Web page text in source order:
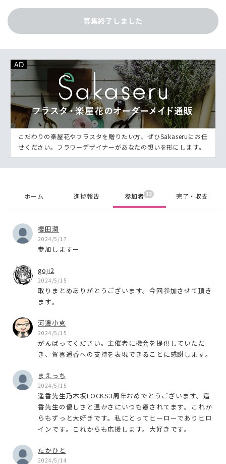
募集終了しました
こだわりの楽屋花やフラスタを贈りたい方、ぜひSakaseruにお任
せください。フラワーデザイナーがあなたの想いを形にします。
ホーム 進捗報告 参加者 13 完了・収支
櫻田潤
2024/5/17
参加しますー
goji2
2024/5/15
取りまとめありがとうございます。今回参加させて頂き
ます。
河邊小克
2024/5/15
がんばってください。主催者に機会を提供していただ
き、賀喜遥香への支持を表現できることに感謝します。
まえっち
2024/5/15
遥香先生乃木坂LOCKS3周年おめでとうございます。遥
香先生の優しさと温かさにいつも癒されてます。これか
らもずっと大好きです。私にとってヒーローでありヒロ
インです。これからも応援します。大好きです。
たかひと
2024/5/14